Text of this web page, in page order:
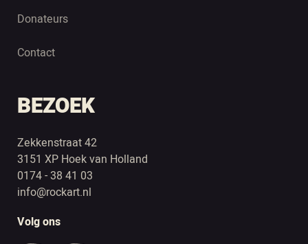
Donateurs
Contact
BEZOEK
Zekkenstraat 42
3151 XP Hoek van Holland
0174 - 38 41 03
info@rockart.nl
Volg ons